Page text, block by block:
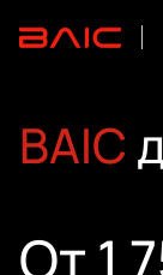
BAIC
От 1